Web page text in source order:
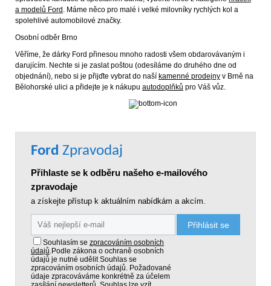
a modelů Ford . Máme něco pro malé i velké milovníky rychlých kol a
spolehlivé automobilové značky.
Osobní odběr Brno
Věříme, že dárky Ford přinesou mnoho radosti všem obdarovávaným i
darujícím. Nechte si je zaslat poštou (odesíláme do druhého dne od
objednání), nebo si je přijďte vybrat do naší kamenné prodejny v Brně na
Bělohorské ulici a přidejte je k nákupu autodoplňků pro Váš vůz.
Ford Zpravodaj
Přihlaste se k odběru našeho e-mailového
zpravodaje
a získejte přístup k aktuálním nabídkám a akcím.
Přihlásit se
Souhlasím se zpracováním osobních
údajů.Podle zákona o ochraně osobních
údajů je nutné udělit Souhlas se
zpracováním osobních údajů. Požadované
údaje zpracováváme konkrétně za účelem